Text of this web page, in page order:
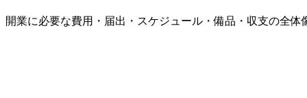
開業に必要な費用・届出・スケジュール・備品・収支の全体